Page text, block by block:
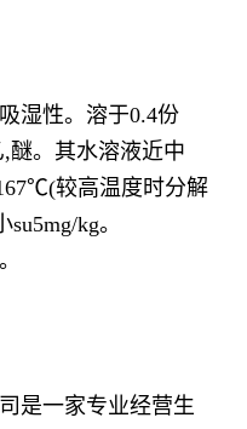
湿性。溶于0.4份
醚。其水溶液近中
较高温度时分解
kg。
是一家专业经营生